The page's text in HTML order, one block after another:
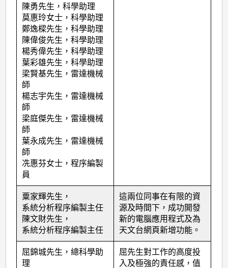
陳勇先生，科學助理
莫惠玲女士，科學助理
鄭逸樑先生，科學助理
陳偉俊先生，科學助理
楊秀偉先生，科學助理
葉彩雄先生，科學助理
梁賢基先生，雷達機械
師
楊志宇先生，雷達機械
師
梁庭傑先生，雷達機械
師
葉永成先生，雷達機械
師
冼惠芬女士，程序編製
員
粟家輝先生，
系統分析程序編製主任
陳文財先生，
系統分析程序編製主任
這兩位同事在有限的資
源及時間下，成功開發
新的電腦應用程式及為
天文台網頁新增功能。
屈錦城先生，總科學助
理
屈先生對工作的高度投
入及極強的責任感，值